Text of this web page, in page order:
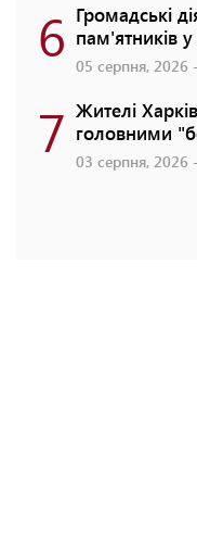
6 Громадські
пам'ятників
05 серпня, 2026
7 Жителі
головними
03 серпня, 2026